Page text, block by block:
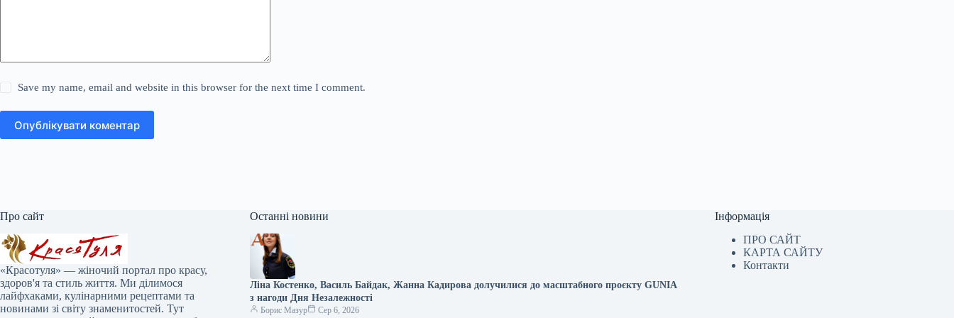
Save my name, email and website in this browser for the next time I comment.
Опублікувати коментар
Про сайт
«Красотуля» — жіночий портал про красу,
здоров'я та стиль життя. Ми ділимося
лайфхаками, кулінарними рецептами та
новинами зі світу знаменитостей. Тут
Останні новини
Ліна Костенко, Василь Байдак, Жанна Кадирова долучилися до масштабного проєкту GUNIA
з нагоди Дня Незалежності
Борис Мазур Сер 6, 2026
Інформація
ПРО САЙТ
КАРТА САЙТУ
Контакти